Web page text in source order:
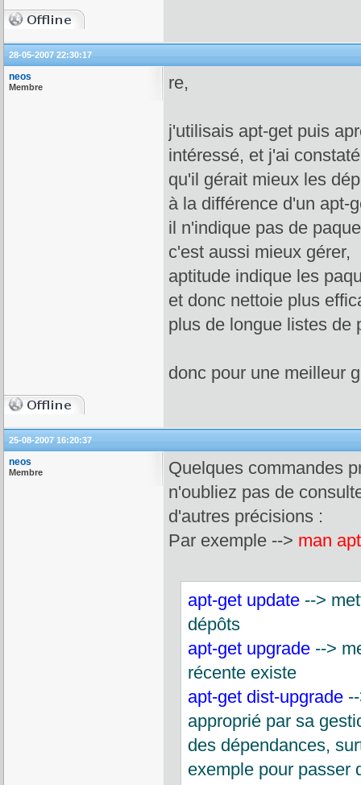
28-05-2007 22:30:17
neos
Membre re,
j'utilisais apt-get puis
intéressé, et j'ai constaté
qu'il gérait mieux les
à la différence d'un apt-
il n'indique pas de
c'est aussi mieux gérer,
aptitude indique les
et donc nettoie plus
plus de longue listes de
donc pour une meilleur
25-08-2007 16:20:37
neos
Membre
Quelques commandes
n'oubliez pas de
d'autres précisions :
Par exemple --> man apt
apt-get update -->
dépôts
apt-get upgrade -->
récente existe
apt-get dist-upgrade
approprié par sa
des dépendances,
exemple pour passer